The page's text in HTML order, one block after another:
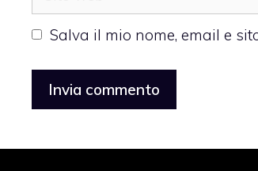
web
Salva il mio nome, email e